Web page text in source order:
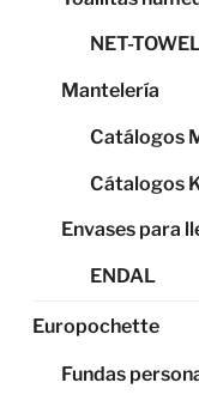
NET-
Mantelería
Catálogos
Cátalogos
Envases para
ENDAL
Europochette
Fundas